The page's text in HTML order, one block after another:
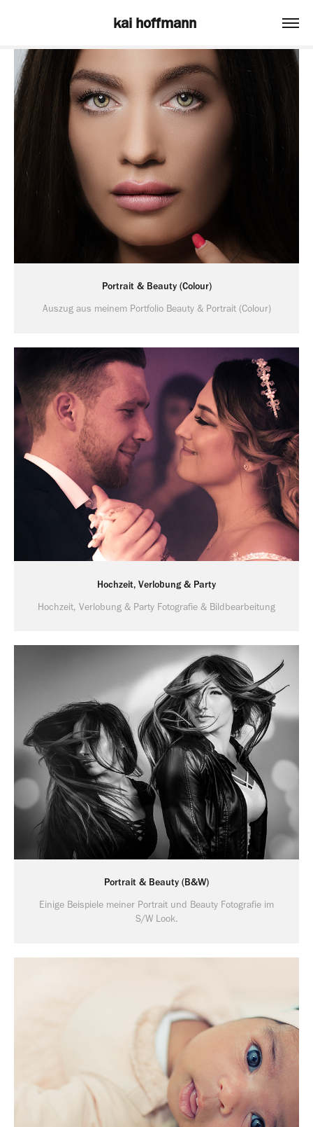
kai hoffmann
Portrait & Beauty (Colour)
Auszug aus meinem Portfolio Beauty & Portrait (Colour)
Hochzeit, Verlobung & Party
Hochzeit, Verlobung & Party Fotografie & Bildbearbeitung
Portrait & Beauty (B&W)
Einige Beispiele meiner Portrait und Beauty Fotografie im
S/W Look.